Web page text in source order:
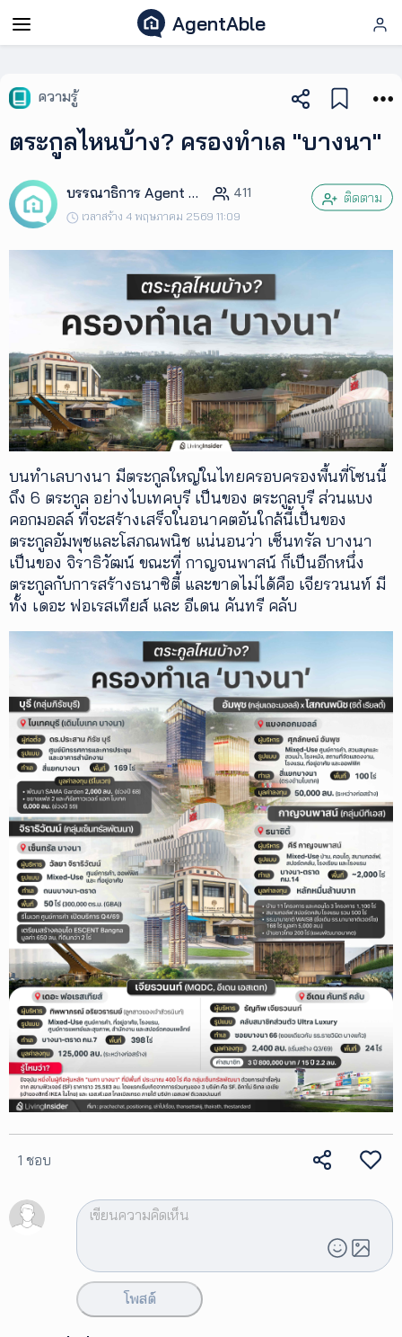
AgentAble
AgentAble
เอเจ
AgentClub
UpSkill
Podcast
เพิ่ม
เติม
ติดต่อ
เรา
เงื่อนไข
การ
ให้
บริการ
ดาวน์
โหลด
แอปฯ
ความรู้
ตระกูลไหนบ้าง? ครองทำเล "บางนา"
บรรณาธิการ Agent Club 411
เวลาสร้าง 4 พฤษภาคม 2569 11:09
ติดตาม
บนทำเลบางนา มีตระกูลใหญ่ในไทยครอบครองพื้นที่โซนนี้
ถึง 6 ตระกูล อย่างไบเทคบุรี เป็นของ ตระกูลบุรี ส่วนแบง
คอกมอลล์ ที่จะสร้างเสร็จในอนาคตอันใกล้นี้เป็นของ
ตระกูลอัมพุชและโสภณพนิช แน่นอนว่า เซ็นทรัล บางนา
เป็นของ จิราธิวัฒน์ ขณะที่ กาญจนพาสน์ ก็เป็นอีกหนึ่ง
ตระกูลกับการสร้างธนาซิตี้ และขาดไม่ได้คือ เจียรวนนท์ มี
ทั้ง เดอะ ฟอเรสเทียส์ และ อีเดน คันทรี คลับ
1 ชอบ
โพสต์